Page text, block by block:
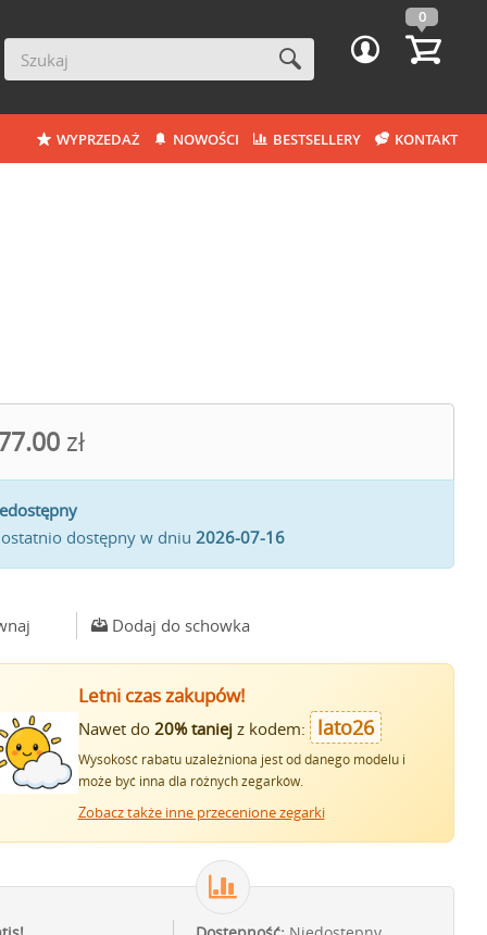
0
WYPRZEDAŻ NOWOŚCI BESTSELLERY KONTAKT
zł
dostępny w dniu 2026-07-16
Dodaj do schowka
Letni czas zakupów!
Nawet do 20% taniejz kodem: lato26
Wysokość rabatu uzależniona jest od danego modelu i
może być inna dla różnych zegarków.
Zobacz także inne przecenione zegarki